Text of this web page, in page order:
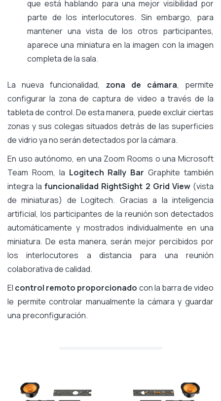
que está hablando para una mejor visibilidad por
parte de los interlocutores. Sin embargo, para
mantener una vista de los otros participantes,
aparece una miniatura en la imagen con la imagen
completa de la sala.
La nueva funcionalidad, zona de cámara, permite
configurar la zona de captura de video a través de la
tableta de control. De esta manera, puede excluir ciertas
zonas y sus colegas situados detrás de las superficies
de vidrio ya no serán detectados por la cámara.
En uso autónomo, en una Zoom Rooms o una Microsoft
Team Room, la Logitech Rally Bar Graphite también
integra lafuncionalidad RightSight 2 Grid View(vista
de miniaturas) de Logitech. Gracias a la inteligencia
artificial, los participantes de la reunión son detectados
automáticamente y mostrados individualmente en una
miniatura. De esta manera, serán mejor percibidos por
los interlocutores a distancia para una reunión
colaborativa de calidad.
El control remoto proporcionado con la barra de video
le permite controlar manualmente la cámara y guardar
una preconfiguración.